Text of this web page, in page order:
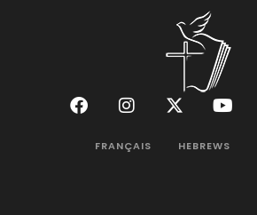
FRANÇAIS HEBREWS